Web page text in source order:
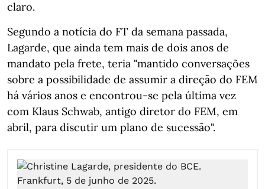
claro.
Segundo a notícia do FT da semana passada,
Lagarde, que ainda tem mais de dois anos de
mandato pela frete, teria "mantido conversações
sobre a possibilidade de assumir a direção do FEM
há vários anos e encontrou-se pela última vez
com Klaus Schwab, antigo diretor do FEM, em
abril, para discutir um plano de sucessão".